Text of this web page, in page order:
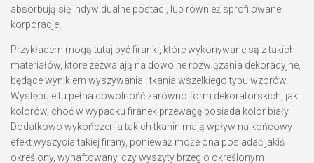
absorbują się indywidualne postaci, lub również sprofilowane
korporacje.
Przykładem mogą tutaj być firanki, które wykonywane są z takich
materiałów, które zezwalają na dowolne rozwiązania dekoracyjne,
będące wynikiem wyszywania i tkania wszelkiego typu wzorów.
Występuje tu pełna dowolność zarówno form dekoratorskich, jak i
kolorów, choć w wypadku firanek przewagę posiada kolor biały.
Dodatkowo wykończenia takich tkanin mają wpływ na końcowy
efekt wyszycia takiej firany, ponieważ może ona posiadać jakiś
określony, wyhaftowany, czy wyszyty brzeg o określonym